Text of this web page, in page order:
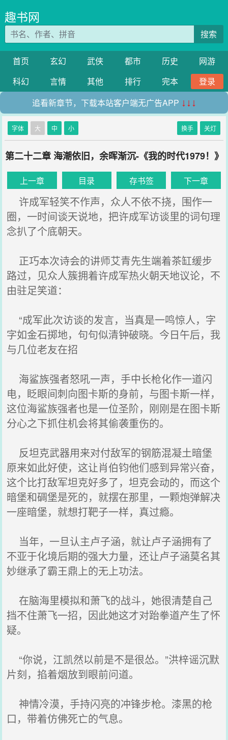
趣书网
搜索
首页 玄幻 武侠 都市 历史
网游
科幻
言情 其他 排行 完本
登录
追看新章节，下载本站客户端无广告APP ↓↓↓
字体 大 中 小 换手 关灯
第二十二章 海潮依旧，余晖渐沉-《我的时代1979！》
上一章 目录 存书签 下一章
许成军轻笑不作声，众人不依不挠，围作一
圈，一时间谈天说地，把许成军访谈里的词句理
念扒了个底朝天。
正巧本次诗会的讲师艾青先生端着茶缸缓步
路过，见众人簇拥着许成军热火朝天地议论，不
由驻足笑道：
“成军此次访谈的发言，当真是一鸣惊人，字
字如金石掷地，句句似清钟破晓。今日午后，我
与几位老友在招
海鲨族强者怒吼一声，手中长枪化作一道闪
电，眨眼间刺向图卡斯的身前，与图卡斯一样，
这位海鲨族强者也是一位圣阶，刚刚是在图卡斯
分心之下抓住机会将其偷袭重伤的。
反坦克武器用来对付敌军的钢筋混凝土暗堡
原来如此好使，这让肖伯钧他们感到异常兴奋，
这个比打敌军坦克好多了，坦克会动的，而这个
暗堡和碉堡是死的，就摆在那里，一颗炮弹解决
一座暗堡，就想打靶子一样，真过瘾。
当年，一旦认主卢子涵，就让卢子涵拥有了
不亚于化境后期的强大力量，还让卢子涵莫名其
妙继承了霸王鼎上的无上功法。
在脑海里模拟和萧飞的战斗，她很清楚自己
挡不住萧飞一招，因此她这才对跆拳道产生了怀
疑。
“你说，江凯然以前是不是很怂。”洪梓谣沉默
片刻，掐着烟放到眼前问道。
神情冷漠，手持闪亮的冲锋步枪。漆黑的枪
口，带着仿佛死亡的气息。